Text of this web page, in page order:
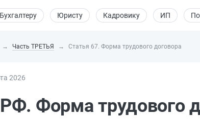
Бухгалтеру Юристу Кадровику ИП
Часть ТРЕТЬЯ Статья 67. Форма трудового договора
2026
Форма трудового